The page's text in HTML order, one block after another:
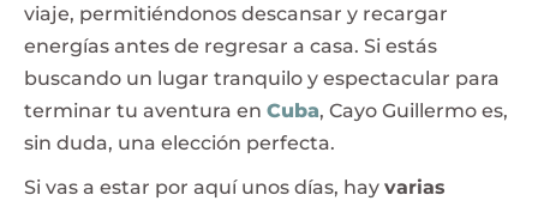
viaje, permitiéndonos descansar y recargar
energías antes de regresar a casa. Si estás
buscando un lugar tranquilo y espectacular para
terminar tu aventura en Cuba, Cayo Guillermo es,
sin duda, una elección perfecta.
Si vas a estar por aquí unos días, hay varias